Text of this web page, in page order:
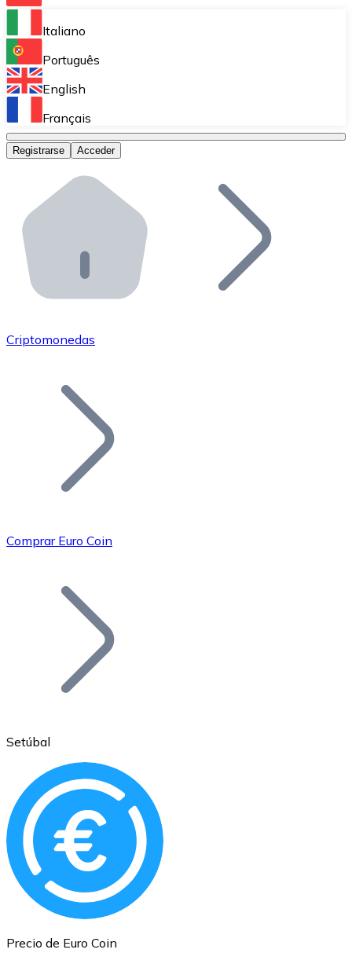
Bitnovo Ramp
Integra nuestra solución en tu plataforma.
Bitnovo Giftcards
Bitnovo OTC
Bitnovo ATM
Integra un ATM Bitnovo en tu negocio y permite que
Bitnovo API
Integra nuestra API en tu ecosistema.
Únete a nuestra red de distribuidores.
Añade tu proyecto a nuestro ecosistema.
Bitcoin
Ethereum
ETH
Italiano
Português
English
Français
Registrarse Acceder
Criptomonedas
Comprar Euro Coin
Setúbal
Precio de Euro Coin